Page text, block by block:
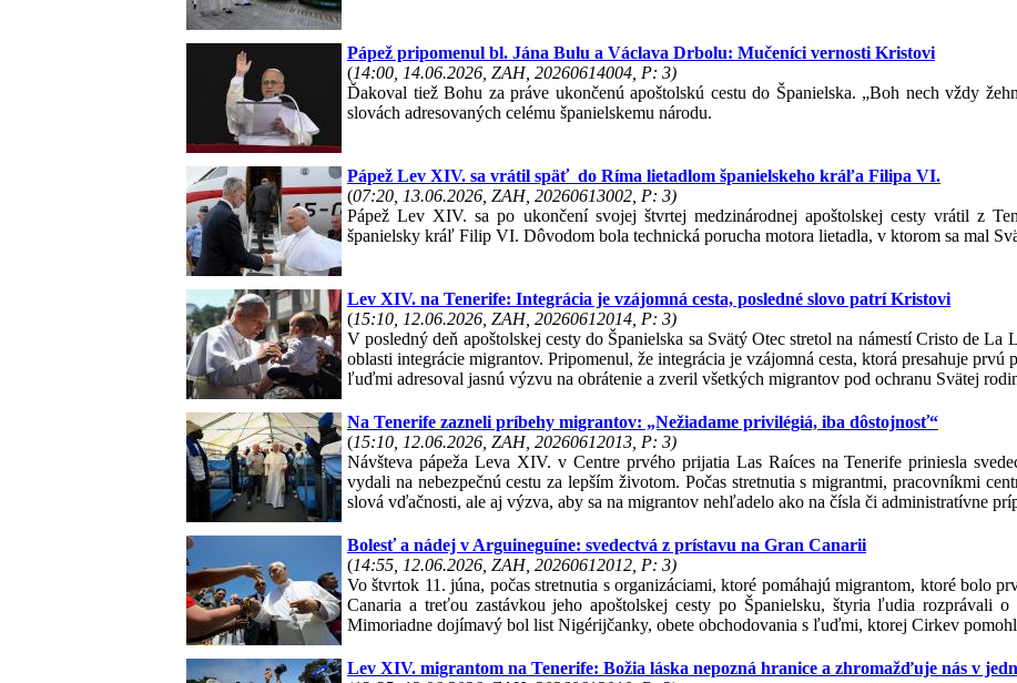
Pápež pripomenul bl. Jána Bulu a Václava Drbolu: Mučeníci vernosti Kristovi
(14:00, 14.06.2026, ZAH, 20260614004, P: 3)
Ďakoval tiež Bohu za práve ukončenú apoštolskú cestu do Španielska. „Boh nech vždy
slovách adresovaných celému španielskemu národu.
Pápež Lev XIV. sa vrátil späť do Ríma lietadlom španielskeho kráľa Filipa VI.
(07:20, 13.06.2026, ZAH, 20260613002, P: 3)
Pápež Lev XIV. sa po ukončení svojej štvrtej medzinárodnej apoštolskej cesty vrátil z
španielsky kráľ Filip VI. Dôvodom bola technická porucha motora lietadla, v ktorom sa mal
Lev XIV. na Tenerife: Integrácia je vzájomná cesta, posledné slovo patrí Kristovi
(15:10, 12.06.2026, ZAH, 20260612014, P: 3)
V posledný deň apoštolskej cesty do Španielska sa Svätý Otec stretol na námestí Cristo de La
oblasti integrácie migrantov. Pripomenul, že integrácia je vzájomná cesta, ktorá presahuje
ľuďmi adresoval jasnú výzvu na obrátenie a zveril všetkých migrantov pod ochranu Svätej
Na Tenerife zazneli príbehy migrantov: „Nežiadame privilégiá, iba dôstojnosť“
(15:10, 12.06.2026, ZAH, 20260612013, P: 3)
Návšteva pápeža Leva XIV. v Centre prvého prijatia Las Raíces na Tenerife priniesla
vydali na nebezpečnú cestu za lepším životom. Počas stretnutia s migrantmi, pracovníkmi
slová vďačnosti, ale aj výzva, aby sa na migrantov nehľadelo ako na čísla či administratívne
Bolesť a nádej v Arguineguíne: svedectvá z prístavu na Gran Canarii
(14:55, 12.06.2026, ZAH, 20260612012, P: 3)
Vo štvrtok 11. júna, počas stretnutia s organizáciami, ktoré pomáhajú migrantom, ktoré bolo
Canaria a treťou zastávkou jeho apoštolskej cesty po Španielsku, štyria ľudia rozprávali
Mimoriadne dojímavý bol list Nigérijčanky, obete obchodovania s ľuďmi, ktorej Cirkev
Lev XIV. migrantom na Tenerife: Božia láska nepozná hranice a zhromažďuje nás v